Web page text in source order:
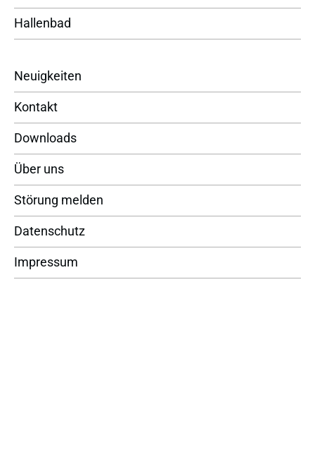
Hallenbad
Neuigkeiten
Kontakt
Downloads
Über uns
Störung melden
Datenschutz
Impressum